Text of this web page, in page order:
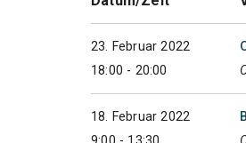
23. Februar 2022
18:00 - 20:00
18. Februar 2022